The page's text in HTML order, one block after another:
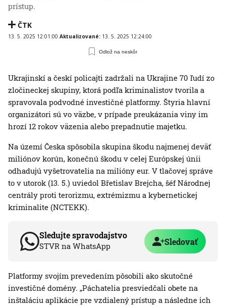
prístup.
ČTK
13. 5. 2025 12:01:00 Aktualizované: 13. 5. 2025 12:24:00
Odlož na neskôr
Ukrajinskí a českí policajti zadržali na Ukrajine 70 ľudí zo
zločineckej skupiny, ktorá podľa kriminalistov tvorila a
spravovala podvodné investičné platformy. Štyria hlavní
organizátori sú vo väzbe, v prípade preukázania viny im
hrozí 12 rokov väzenia alebo prepadnutie majetku.
Na území Česka spôsobila skupina škodu najmenej deväť
miliónov korún, konečnú škodu v celej Európskej únii
odhadujú vyšetrovatelia na milióny eur. V tlačovej správe
to v utorok (13. 5.) uviedol Břetislav Brejcha, šéf Národnej
centrály proti terorizmu, extrémizmu a kybernetickej
kriminalite (NCTEKK).
Sledujte spravodajstvo
STVR na WhatsApp Sledovať
Platformy svojím prevedením pôsobili ako skutočné
investičné domény. „Páchatelia presviedčali obete na
inštaláciu aplikácie pre vzdialený prístup a následne ich